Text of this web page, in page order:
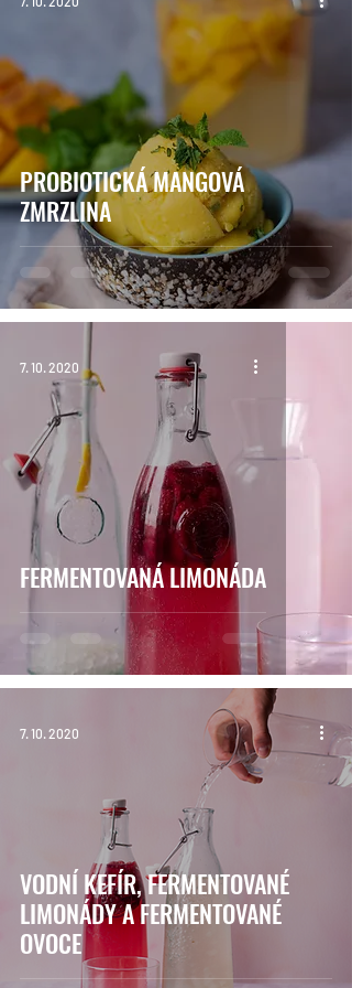
PROBIOTICKÁ MANGOVÁ
ZMRZLINA
FERMENTOVANÁ LIMONÁDA
7. 10. 2020
VODNÍ KEFÍR, FERMENTOVANÉ
LIMONÁDY A FERMENTOVANÉ
OVOCE
7. 10. 2020